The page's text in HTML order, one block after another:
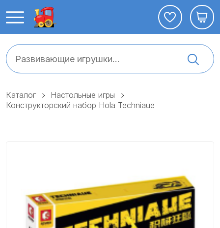
Каталог
Настольные игры
Конструкторский набор Hola Techniaue